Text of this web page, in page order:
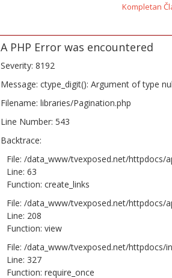
Kompletan
A PHP Error was encountered
Severity: 8192
Message: ctype_digit(): Argument of type
Filename: libraries/Pagination.php
Line Number: 543
Backtrace:
File: /data_www/tvexposed.net/httpdocs/
Line: 63
Function: create_links
File: /data_www/tvexposed.net/httpdocs/
Line: 208
Function: view
File: /data_www/tvexposed.net/httpdocs/
Line: 327
Function: require_once